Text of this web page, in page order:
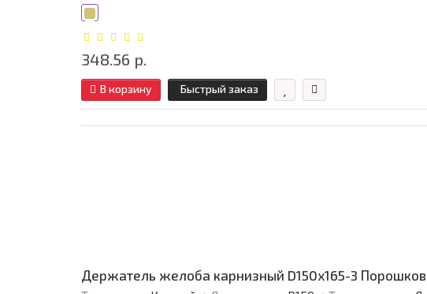
348.56 р.
В корзину Быстрый заказ
Держатель желоба карнизный D150х165-3